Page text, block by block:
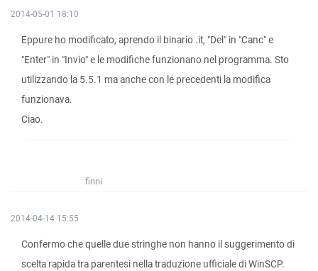
2014-05-01 18:10
Eppure ho modificato, aprendo il binario .it, "Del" in "Canc" e
"Enter" in "Invio" e le modifiche funzionano nel programma. Sto
utilizzando la 5.5.1 ma anche con le precedenti la modifica
funzionava.
Ciao.
finni
2014-04-14 15:55
Confermo che quelle due stringhe non hanno il suggerimento di
scelta rapida tra parentesi nella traduzione ufficiale di WinSCP.